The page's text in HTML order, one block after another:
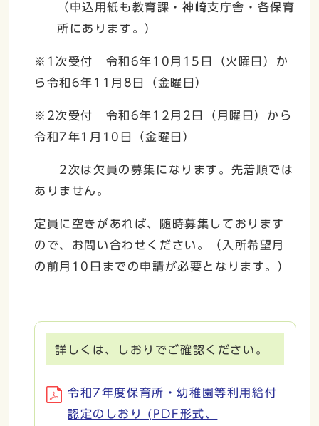
（申込用紙も教育課・神崎支庁舎・各保育
所にあります。）
※1次受付 令和6年10月15日（火曜日）か
ら令和6年11月8日（金曜日）
※2次受付 令和6年12月2日（月曜日）から
令和7年1月10日（金曜日）
2次は欠員の募集になります。先着順では
ありません。
定員に空きがあれば、随時募集しております
ので、お問い合わせください。（入所希望月
の前月10日までの申請が必要となります。）
詳しくは、しおりでご確認ください。
令和7年度保育所・幼稚園等利用給付
認定のしおり (PDF形式、